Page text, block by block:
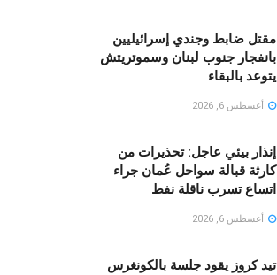
مقتل ضابط وجندي إسرائيليين
بانفجار جنوب لبنان وسموتريتش
يتوعد بالبقاء
أغسطس 6, 2026
إنذار بيئي عاجل: تحذيرات من
كارثة قبالة سواحل عُمان جراء
اتساع تسرب ناقلة نفط
أغسطس 6, 2026
تيد كروز يقود جلسة بالكونغرس